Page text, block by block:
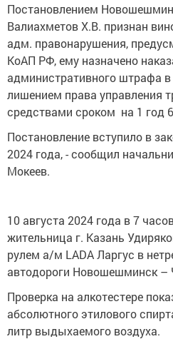
Постановлением
Валиахметов Х.В. признан
адм. правонарушения,
КоАП РФ, ему назначено
административного штрафа в
лишением права управления
средствами сроком на 1 год
Постановление вступило в
2024 года, - сообщил
Мокеев.
10 августа 2024 года в 7
жительница г. Казань
рулем а/м LADA Ларгус в
автодороги Новошешминск –
Проверка на алкотестере
абсолютного этилового
литр выдыхаемого воздуха.